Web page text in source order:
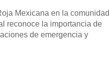
Mexicana en la comunidad
reconoce la importancia de
de emergencia y